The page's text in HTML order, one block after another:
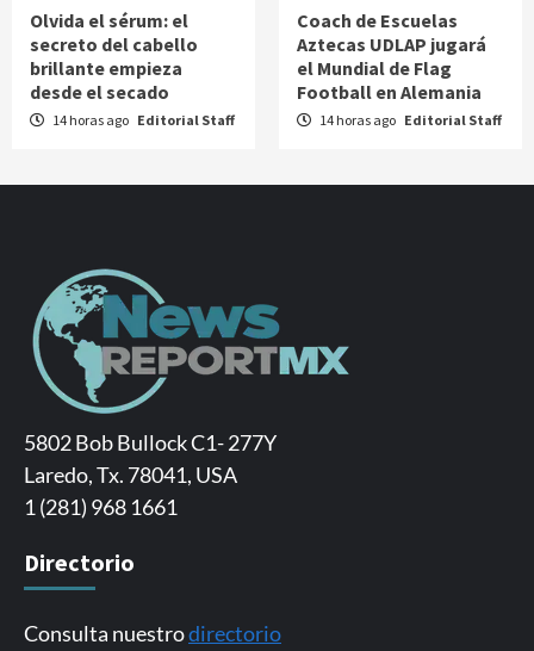
Olvida el sérum: el
secreto del cabello
brillante empieza
desde el secado
14 horas ago Editorial Staff
Coach de Escuelas
Aztecas UDLAP jugará
el Mundial de Flag
Football en Alemania
14 horas ago Editorial Staff
5802 Bob Bullock C1- 277Y
Laredo, Tx. 78041, USA
1 (281) 968 1661
Directorio
Consulta nuestrodirectorio